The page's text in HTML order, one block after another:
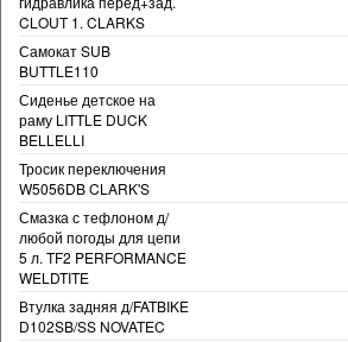
CLOUT 1. CLARKS
Самокат SUB
BUTTLE110
Сиденье детское на
раму LITTLE DUCK
BELLELLI
Тросик переключения
W5056DB CLARK'S
Смазка с тефлоном д/
любой погоды для цепи
5 л. TF2 PERFORMANCE
WELDTITE
Втулка задняя д/FATBIKE
D102SB/SS NOVATEC